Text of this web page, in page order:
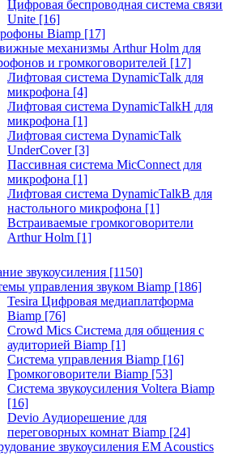
Цифровая беспроводная система связи
Unite [16]
Biamp [17]
механизмы Arthur Holm для
и громкоговорителей [17]
Лифтовая система DynamicTalk для
микрофона [4]
Лифтовая система DynamicTalkH для
микрофона [1]
Лифтовая система DynamicTalk
UnderCover [3]
Пассивная система MicConnect для
микрофона [1]
Лифтовая система DynamicTalkB для
настольного микрофона [1]
Встраиваемые громкоговорители
Arthur Holm [1]
звукоусиления [1150]
управления звуком Biamp [186]
Tesira Цифровая медиаплатформа
Biamp [76]
Crowd Mics Система для общения с
аудиторией Biamp [1]
Система управления Biamp [16]
Громкоговорители Biamp [53]
Система звукоусиления Voltera Biamp
[16]
Devio Аудиорешение для
переговорных комнат Biamp [24]
звукоусиления EM Acoustics